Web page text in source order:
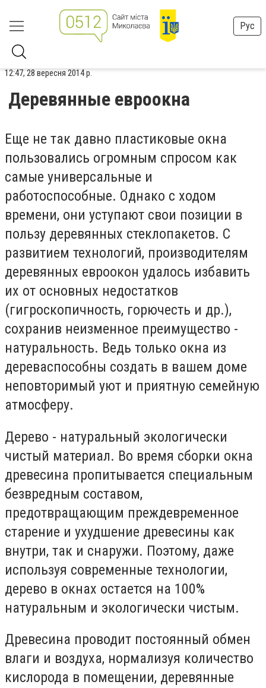
Рус
12:47, 28 вересня 2014 р.
Деревянные евроокна
Еще не так давно пластиковые окна
пользовались огромным спросом как
самые универсальные и
работоспособные. Однако с ходом
времени, они уступают свои позиции в
пользу деревянных стеклопакетов. С
развитием технологий, производителям
деревянных евроокон удалось избавить
их от основных недостатков
(гигроскопичность, горючесть и др.),
сохранив неизменное преимущество -
натуральность. Ведь только окна из
дереваспособны создать в вашем доме
неповторимый уют и приятную семейную
атмосферу.
Дерево - натуральный экологически
чистый материал. Во время сборки окна
древесина пропитывается специальным
безвредным составом,
предотвращающим преждевременное
старение и ухудшение древесины как
внутри, так и снаружи. Поэтому, даже
используя современные технологии,
дерево в окнах остается на 100%
натуральным и экологически чистым.
Древесина проводит постоянный обмен
влаги и воздуха, нормализуя количество
кислорода в помещении, деревянные